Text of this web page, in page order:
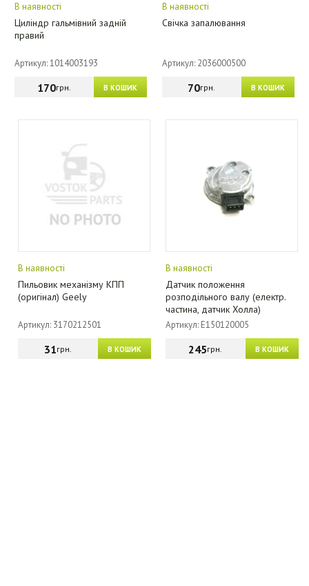
В наявності
Циліндр гальмівний задній
правий
Артикул: 1014003193
В КОШИК
170грн.
В наявності
Свічка запалювання
Артикул: 2036000500
В КОШИК
70грн.
В наявності
Пильовик механізму КПП
(оригінал) Geely
Артикул: 3170212501
В КОШИК
31грн.
В наявності
Датчик положення
розподільного валу (електр.
частина, датчик Холла)
Артикул: E150120005
В КОШИК
245грн.